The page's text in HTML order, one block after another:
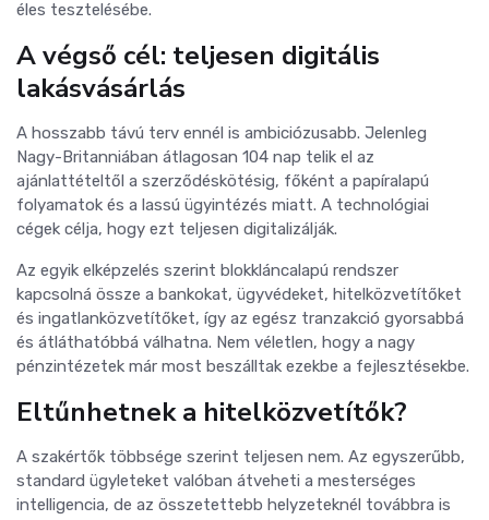
éles tesztelésébe.
A végső cél: teljesen digitális
lakásvásárlás
A hosszabb távú terv ennél is ambiciózusabb. Jelenleg
Nagy-Britanniában átlagosan 104 nap telik el az
ajánlattételtől a szerződéskötésig, főként a papíralapú
folyamatok és a lassú ügyintézés miatt. A technológiai
cégek célja, hogy ezt teljesen digitalizálják.
Az egyik elképzelés szerint blokkláncalapú rendszer
kapcsolná össze a bankokat, ügyvédeket, hitelközvetítőket
és ingatlanközvetítőket, így az egész tranzakció gyorsabbá
és átláthatóbbá válhatna. Nem véletlen, hogy a nagy
pénzintézetek már most beszálltak ezekbe a fejlesztésekbe.
Eltűnhetnek a hitelközvetítők?
A szakértők többsége szerint teljesen nem. Az egyszerűbb,
standard ügyleteket valóban átveheti a mesterséges
intelligencia, de az összetettebb helyzeteknél továbbra is